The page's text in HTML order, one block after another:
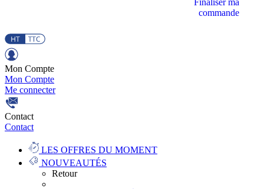
Finaliser ma
commande
Mon Compte
Mon Compte
Me connecter
Contact
Contact
LES OFFRES DU MOMENT
NOUVEAUTÉS
Retour